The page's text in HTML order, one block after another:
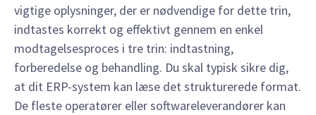
vigtige oplysninger, der er nødvendige for dette trin,
indtastes korrekt og effektivt gennem en enkel
modtagelsesproces i tre trin: indtastning,
forberedelse og behandling. Du skal typisk sikre dig,
at dit ERP-system kan læse det strukturerede format.
De fleste operatører eller softwareleverandører kan